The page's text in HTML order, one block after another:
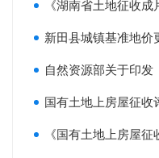
《湖南省土地征收成
新田县城镇基准地价
自然资源部关于印发
国有土地上房屋征收
《国有土地上房屋征